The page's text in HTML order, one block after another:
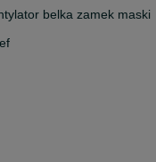
belka zamek maski
dzwoń